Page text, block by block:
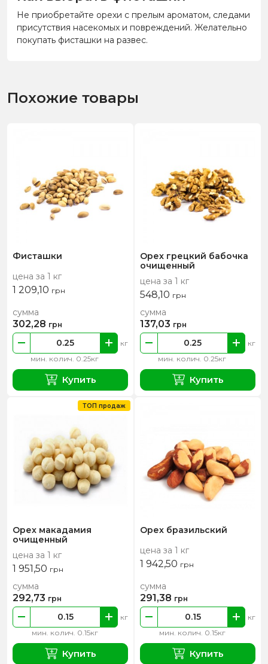
Не приобретайте орехи с прелым ароматом, следами
присутствия насекомых и повреждений. Желательно
покупать фисташки на развес.
Похожие товары
Фисташки
цена за 1 кг
1 209,10 грн
мин. колич. 0.25кг
кг
сумма
302,28 грн
Купить
Орех грецкий бабочка
очищенный
цена за 1 кг
548,10 грн
мин. колич. 0.25кг
кг
сумма
137,03 грн
Купить
Орех макадамия
очищенный
цена за 1 кг
1 951,50 грн
мин. колич. 0.15кг
кг
сумма
292,73 грн
Купить
ТОП продаж
Орех бразильский
цена за 1 кг
1 942,50 грн
мин. колич. 0.15кг
кг
сумма
291,38 грн
Купить